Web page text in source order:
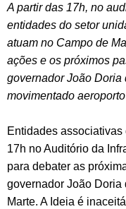
A partir das 17h, no
entidades do setor
atuam no Campo de
ações e os próximos
governador João Doria
movimentado
Entidades
17h no Auditório da
para debater as
governador João Doria
Marte. A Ideia é